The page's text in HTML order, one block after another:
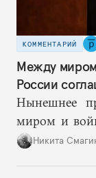
КОММЕНТАРИЙ
Между миром
России
Нынешнее
миром и
одной
Никита